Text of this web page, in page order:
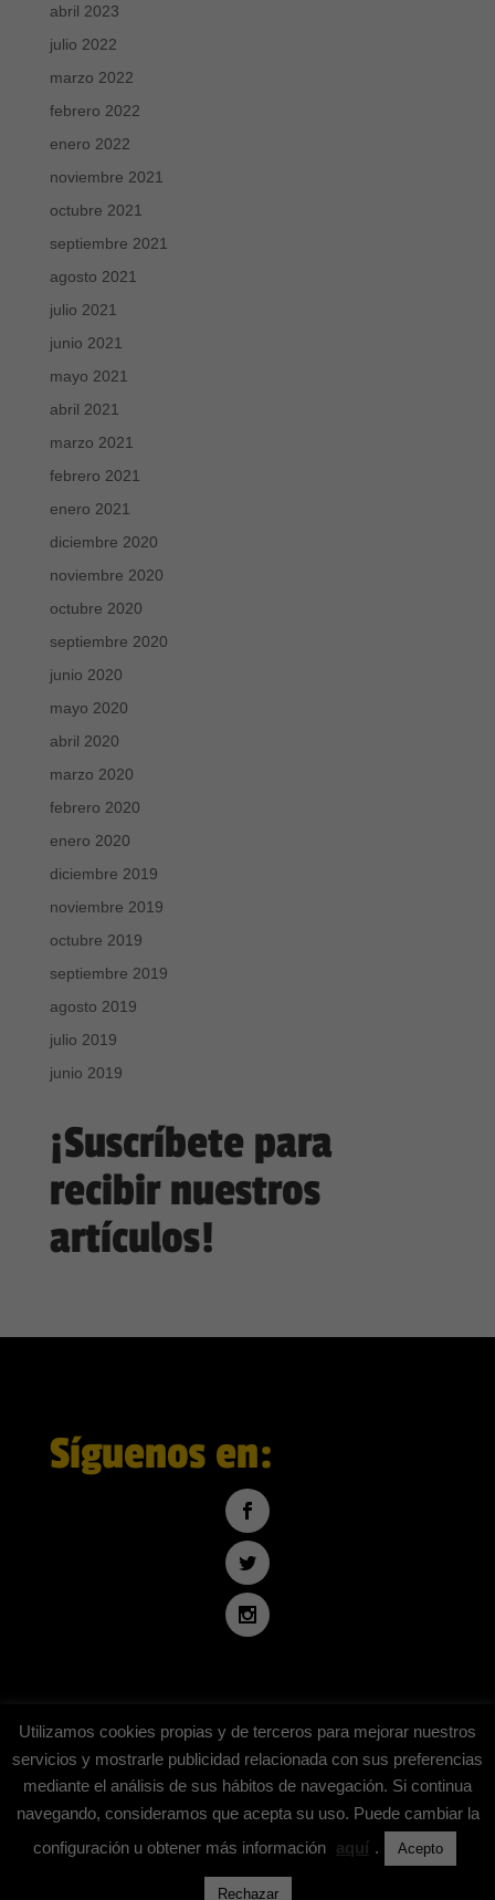
abril 2023
julio 2022
marzo 2022
febrero 2022
enero 2022
noviembre 2021
octubre 2021
septiembre 2021
agosto 2021
julio 2021
junio 2021
mayo 2021
abril 2021
marzo 2021
febrero 2021
enero 2021
diciembre 2020
noviembre 2020
octubre 2020
septiembre 2020
junio 2020
mayo 2020
abril 2020
marzo 2020
febrero 2020
enero 2020
diciembre 2019
noviembre 2019
octubre 2019
septiembre 2019
agosto 2019
julio 2019
junio 2019
¡Suscríbete para
recibir nuestros
artículos!
Síguenos en:
Inicio Blog Contáctanos
© Mis Amistosos. | Desarrollado porsoyfranklinr
Utilizamos cookies propias y de terceros para mejorar nuestros
servicios y mostrarle publicidad relacionada con sus preferencias
mediante el análisis de sus hábitos de navegación. Si continua
navegando, consideramos que acepta su uso. Puede cambiar la
configuración u obtener más información aquí . Acepto
Rechazar